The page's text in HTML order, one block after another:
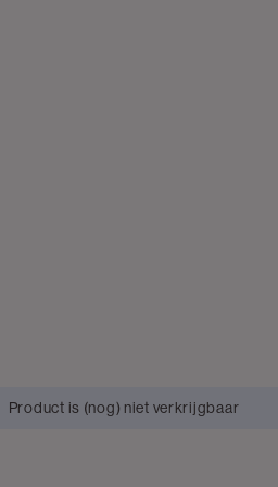
Product is (nog) niet verkrijgbaar